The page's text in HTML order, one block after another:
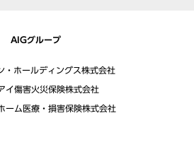
AIGグループ
・ホールディングス株式会社
イ傷害火災保険株式会社
ーム医療・損害保険株式会社